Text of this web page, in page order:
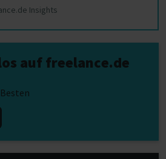
Insights
auf freelance.de